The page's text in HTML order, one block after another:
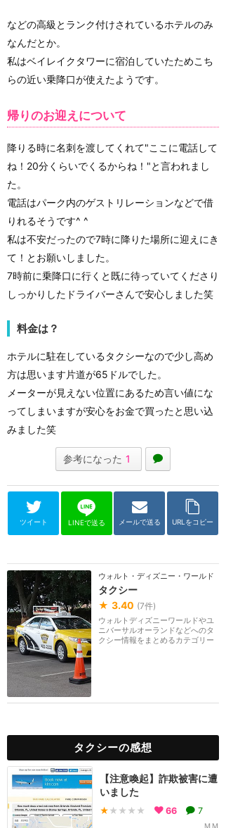
などの高級とランク付けされているホテルのみ
なんだとか。
私はベイレイクタワーに宿泊していたためこち
らの近い乗降口が使えたようです。
帰りのお迎えについて
降りる時に名刺を渡してくれて"ここに電話して
ね！20分くらいでくるからね！"と言われまし
た。
電話はパーク内のゲストリレーションなどで借
りれるそうです^ ^
私は不安だったので7時に降りた場所に迎えにき
て！とお願いしました。
7時前に乗降口に行くと既に待っていてくださり
しっかりしたドライバーさんで安心しました笑
料金は？
ホテルに駐在しているタクシーなので少し高め
方は思います片道が65ドルでした。
メーターが見えない位置にあるため言い値にな
ってしまいますが安心をお金で買ったと思い込
みました笑
参考になった 1
ツイート LINEで送る メールで送る URLをコピー
ウォルト・ディズニー・ワールド（
タクシー
★ 3.40 (7件)
ウォルトディズニーワールドやユ
ニバーサルオーランドなどへのタ
クシー情報をまとめるカテゴリー
タクシーの感想
【注意喚起】詐欺被害に遭
いました
★ ★★★★ 66 7
ＭＭ